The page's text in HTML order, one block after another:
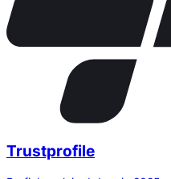
Trustprofile